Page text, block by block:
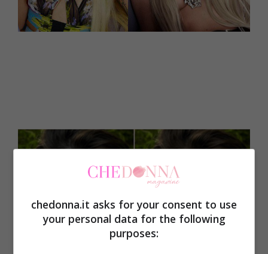
chedonna.it asks for your consent to use
your personal data for the following
purposes: